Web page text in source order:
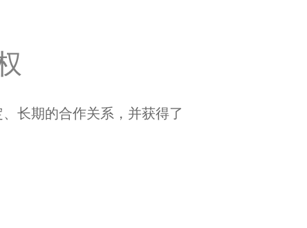
长期的合作关系，并获得了